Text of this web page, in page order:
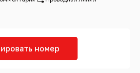
номер